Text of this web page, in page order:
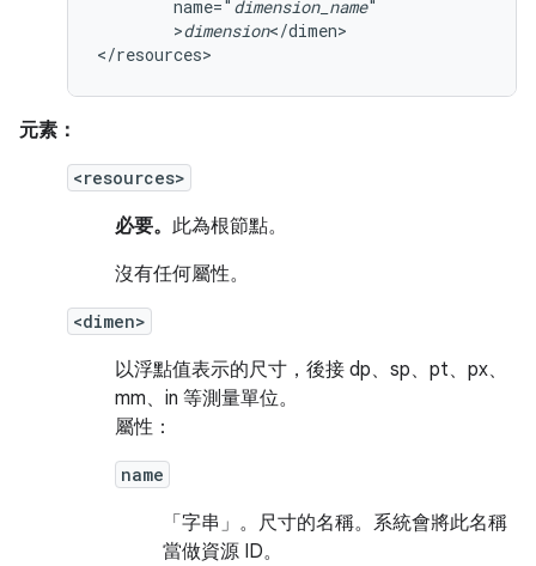
name=" dimension_name
>dimension</dimen>
</resources>
元素：
<resources>
必要。 此為根節點。
沒有任何屬性。
<dimen>
以浮點值表示的尺寸，後接 dp、sp、pt、px、
mm、in 等測量單位。
屬性：
name
「字串」。 尺寸的名稱。系統會將此名稱
當做資源 ID。